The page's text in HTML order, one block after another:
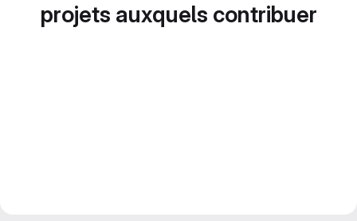
projets auxquels contribuer